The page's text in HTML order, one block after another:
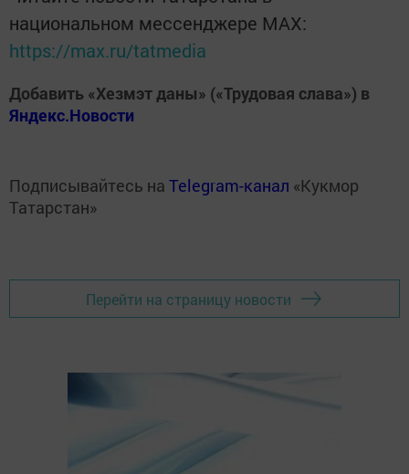
национальном мессенджере MАХ:
https://max.ru/tatmedia
Добавить «Хезмэт даны» («Трудовая слава») в
Яндекс.Новости
Подписывайтесь на Telegram-канал «Кукмор
Татарстан»
Перейти на страницу новости